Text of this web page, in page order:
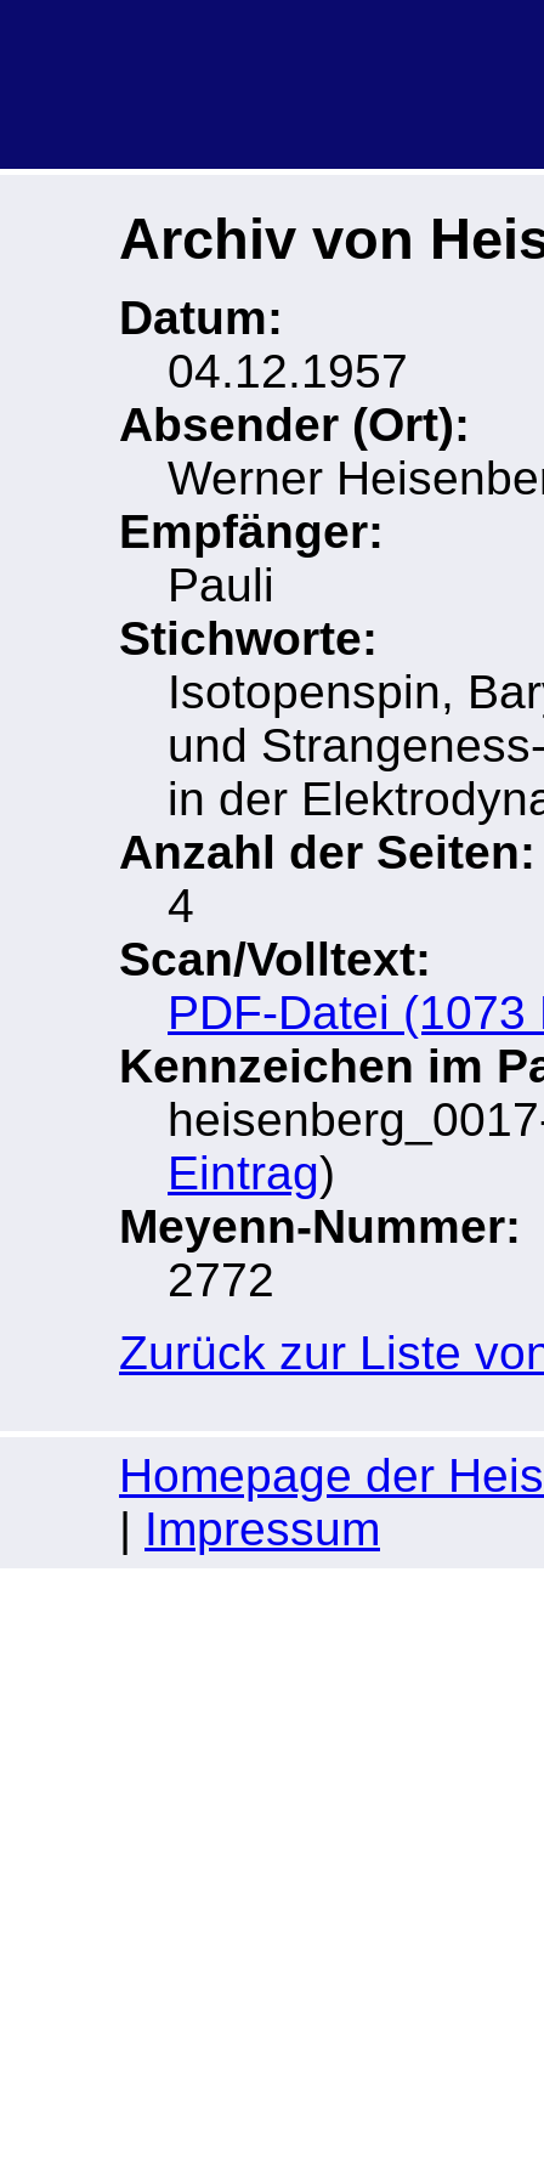
Archiv von
Datum:
04.12.1957
Absender (Ort):
Werner
Empfänger:
Pauli
Stichworte:
Isotopenspin,
und
in der
Anzahl der Seiten:
4
Scan/Volltext:
PDF-Datei (1073
Kennzeichen im
Eintrag)
Meyenn-Nummer:
2772
Zurück zur Liste
Homepage der
| Impressum